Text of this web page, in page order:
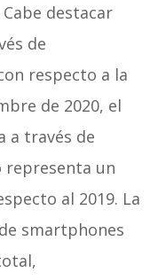
Cabe destacar
de
respecto a la
de 2020, el
a través de
un
al 2019. La
smartphones